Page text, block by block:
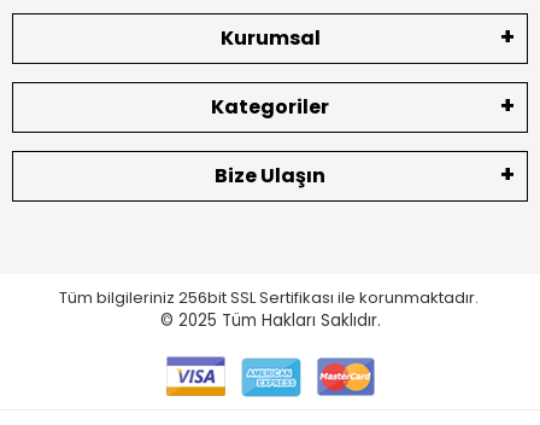
Kurumsal
Kategoriler
Bize Ulaşın
Tüm bilgileriniz 256bit SSL Sertifikası ile korunmaktadır.
© 2025 Tüm Hakları Saklıdır.